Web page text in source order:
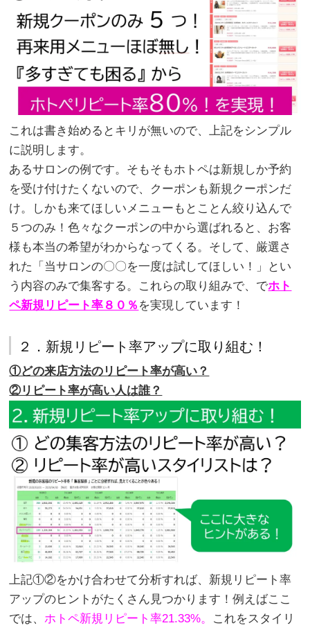
これは書き始めるとキリが無いので、上記をシンプル
に説明します。
あるサロンの例です。そもそもホトペは新規しか予約
を受け付けたくないので、クーポンも新規クーポンだ
け。しかも来てほしいメニューもとことん絞り込んで
５つのみ！色々なクーポンの中から選ばれると、お客
様も本当の希望がわからなってくる。そして、厳選さ
れた「当サロンの〇〇を一度は試してほしい！」とい
う内容のみで集客する。これらの取り組みで、でホト
ペ新規リピート率８０％ を実現しています！
２．新規リピート率アップに取り組む！
①どの来店方法のリピート率が高い？
②リピート率が高い人は誰？
上記①②をかけ合わせて分析すれば、新規リピート率
アップのヒントがたくさん見つかります！例えばここ
では、 ホトペ新規リピート率21.33%。 これをスタイリ